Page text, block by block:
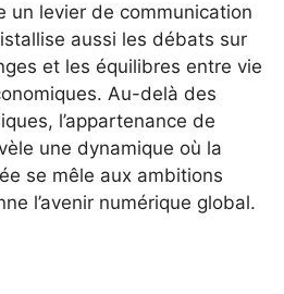
un levier de communication
aussi les débats sur
et les équilibres entre vie
Au-delà des
l’appartenance de
une dynamique où la
se mêle aux ambitions
l’avenir numérique global.